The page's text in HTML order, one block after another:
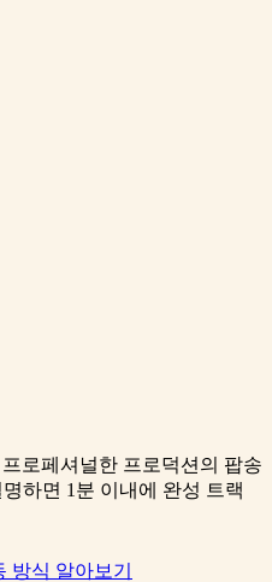
로페셔널한 프로덕션의 팝송
하면 1분 이내에 완성 트랙
방식 알아보기